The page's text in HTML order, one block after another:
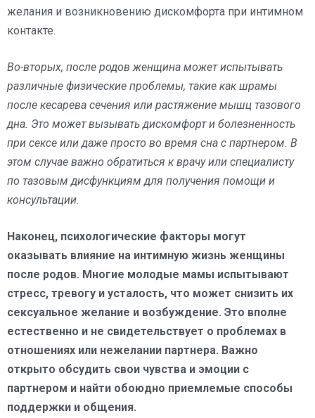
желания и возникновению дискомфорта при интимном
контакте.
Во-вторых, после родов женщина может испытывать
различные физические проблемы, такие как шрамы
после кесарева сечения или растяжение мышц тазового
дна. Это может вызывать дискомфорт и болезненность
при сексе или даже просто во время сна с партнером. В
этом случае важно обратиться к врачу или специалисту
по тазовым дисфункциям для получения помощи и
консультации.
Наконец, психологические факторы могут
оказывать влияние на интимную жизнь женщины
после родов. Многие молодые мамы испытывают
стресс, тревогу и усталость, что может снизить их
сексуальное желание и возбуждение. Это вполне
естественно и не свидетельствует о проблемах в
отношениях или нежелании партнера. Важно
открыто обсудить свои чувства и эмоции с
партнером и найти обоюдно приемлемые способы
поддержки и общения.